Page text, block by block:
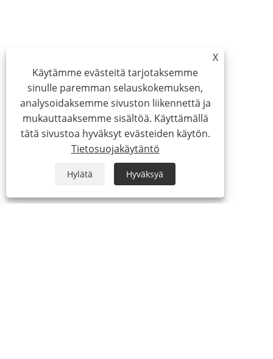
X
Käytämme evästeitä tarjotaksemme
sinulle paremman selauskokemuksen,
analysoidaksemme sivuston liikennettä ja
mukauttaaksemme sisältöä. Käyttämällä
tätä sivustoa hyväksyt evästeiden käytön.
Tietosuojakäytäntö
Hylätä Hyväksyä